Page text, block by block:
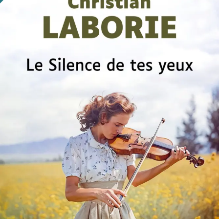
Le Silence de tes yeux
Christian Laborie
28€